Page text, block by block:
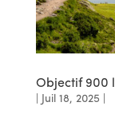
Objectif 900
Juil 18, 2025